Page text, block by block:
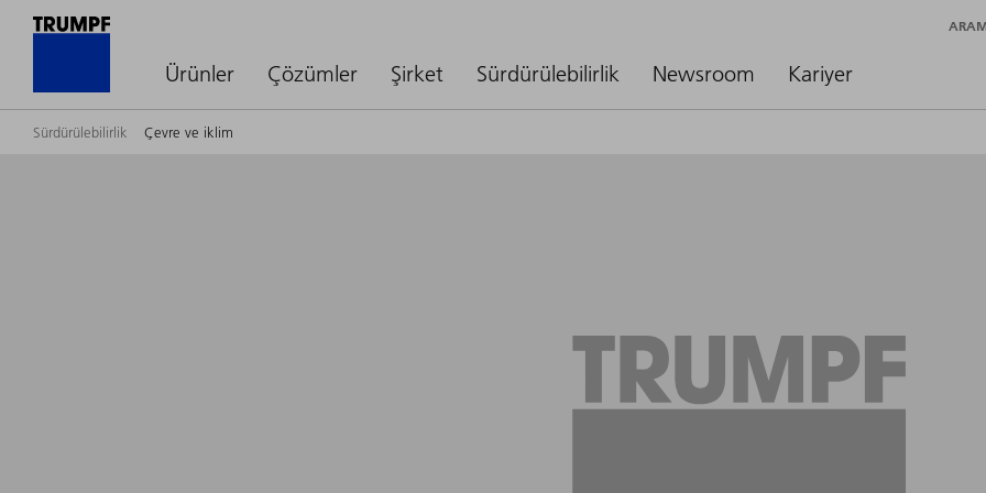
Ürünler Çözümler Şirket Sürdürülebilirlik Newsroom Kariyer
Sürdürülebilirlik Çevre ve iklim